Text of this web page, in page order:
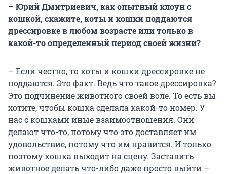
– Юрий Дмитриевич, как опытный клоун с
кошкой, скажите, коты и кошки поддаются
дрессировке в любом возрасте или только в
какой-то определенный период своей жизни?
– Если честно, то коты и кошки дрессировке не
поддаются. Это факт. Ведь что такое дрессировка?
Это подчинение животного своей воле. То есть вы
хотите, чтобы кошка сделала какой-то номер. У
нас с кошками иные взаимоотношения. Они
делают что-то, потому что это доставляет им
удовольствие, потому что им нравится. И только
поэтому кошка выходит на сцену. Заставить
животное делать что-либо даже просто выйти –